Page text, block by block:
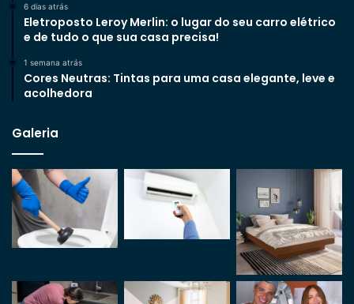
6 dias atrás
Eletroposto Leroy Merlin: o lugar do seu carro elétrico
e de tudo o que sua casa precisa!
1 semana atrás
Cores Neutras: Tintas para uma casa elegante, leve e
acolhedora
Galeria